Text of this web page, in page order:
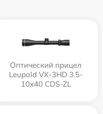
Оптический прицел
Leupold VX-3HD 3.5-
10x40 CDS-ZL